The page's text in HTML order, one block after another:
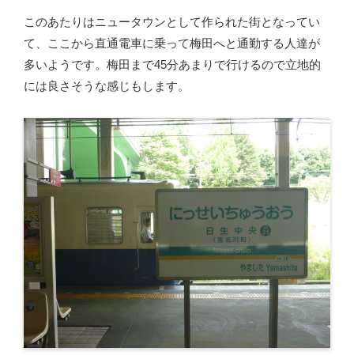
このあたりはニュータウンとして作られた街となってい
て、ここから直通電車に乗って梅田へと通勤する人達が
多いようです。梅田まで45分あまりで行けるので立地的
には良さそうな感じもします。